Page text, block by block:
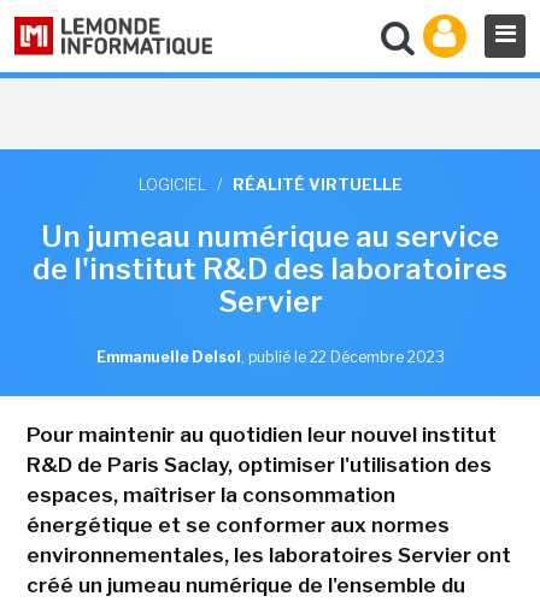
LOGICIEL / RÉALITÉ VIRTUELLE
Un jumeau numérique au service
de l'institut R&D des laboratoires
Servier
Emmanuelle Delsol , publié le 22 Décembre 2023
Pour maintenir au quotidien leur nouvel institut
R&D de Paris Saclay, optimiser l'utilisation des
espaces, maîtriser la consommation
énergétique et se conformer aux normes
environnementales, les laboratoires Servier ont
créé un jumeau numérique de l'ensemble du